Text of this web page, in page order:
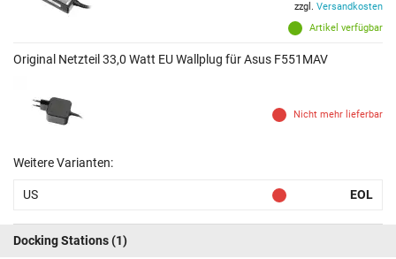
Artikel verfügbar
zzgl. Versandkosten
Original Netzteil 33,0 Watt EU Wallplug für Asus F551MAV
Nicht mehr lieferbar
Weitere Varianten:
US EOL
Docking Stations(1)